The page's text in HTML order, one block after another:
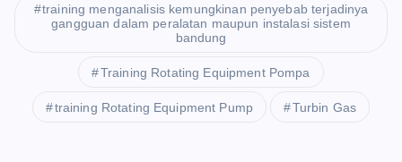
training menganalisis kemungkinan penyebab terjadinya
gangguan dalam peralatan maupun instalasi sistem
bandung
Training Rotating Equipment Pompa
training Rotating Equipment Pump Turbin Gas